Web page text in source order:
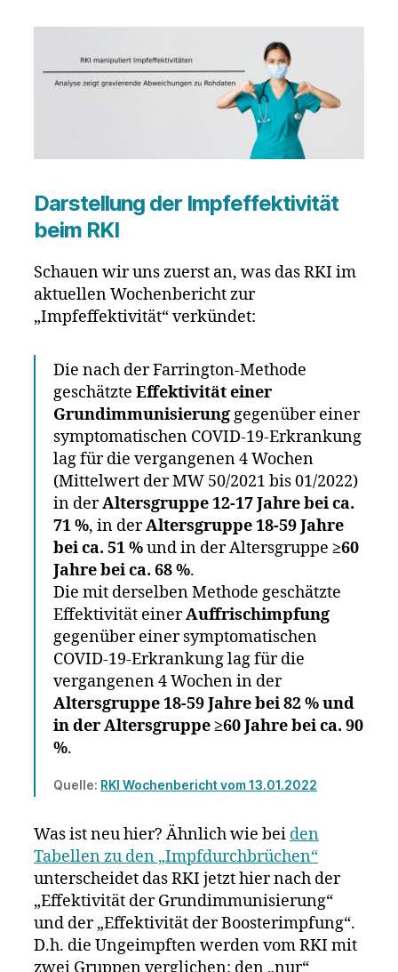
Darstellung der Impfeffektivität
beim RKI
Schauen wir uns zuerst an, was das RKI im
aktuellen Wochenbericht zur
„Impfeffektivität“ verkündet:
Die nach der Farrington-Methode
geschätzte Effektivität einer
Grundimmunisierung gegenüber einer
symptomatischen COVID-19-Erkrankung
lag für die vergangenen 4 Wochen
(Mittelwert der MW 50/2021 bis 01/2022)
in derAltersgruppe 12-17 Jahre bei ca.
71 %, in derAltersgruppe 18-59 Jahre
bei ca. 51 %und in der Altersgruppe ≥60
Jahre bei ca. 68 %.
Die mit derselben Methode geschätzte
Effektivität einerAuffrischimpfung
gegenüber einer symptomatischen
COVID-19-Erkrankung lag für die
vergangenen 4 Wochen in der
Altersgruppe 18-59 Jahre bei 82 % und
in der Altersgruppe ≥60 Jahre bei ca. 90
%.
Quelle: RKI Wochenbericht vom 13.01.2022
Was ist neu hier? Ähnlich wie bei den
Tabellen zu den „Impfdurchbrüchen“
unterscheidet das RKI jetzt hier nach der
„Effektivität der Grundimmunisierung“
und der „Effektivität der Boosterimpfung“.
D.h. die Ungeimpften werden vom RKI mit
zwei Gruppen verglichen: den „nur“